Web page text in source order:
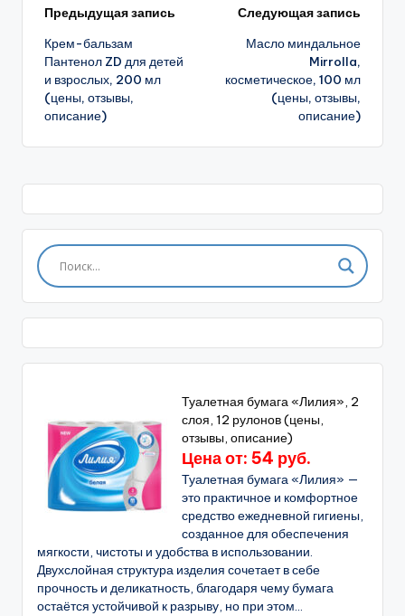
Навигация
записи
Предыдущая запись
Крем-бальзам
Пантенол ZD для детей
и взрослых, 200 мл
(цены, отзывы,
описание)
Следующая запись
Масло миндальное
Mirrolla,
косметическое, 100 мл
(цены, отзывы,
описание)
Туалетная бумага «Лилия», 2
слоя, 12 рулонов (цены,
отзывы, описание)
Цена от: 54 руб.
Туалетная бумага «Лилия» —
это практичное и комфортное
средство ежедневной гигиены,
созданное для обеспечения
мягкости, чистоты и удобства в использовании.
Двухслойная структура изделия сочетает в себе
прочность и деликатность, благодаря чему бумага
остаётся устойчивой к разрыву, но при этом...